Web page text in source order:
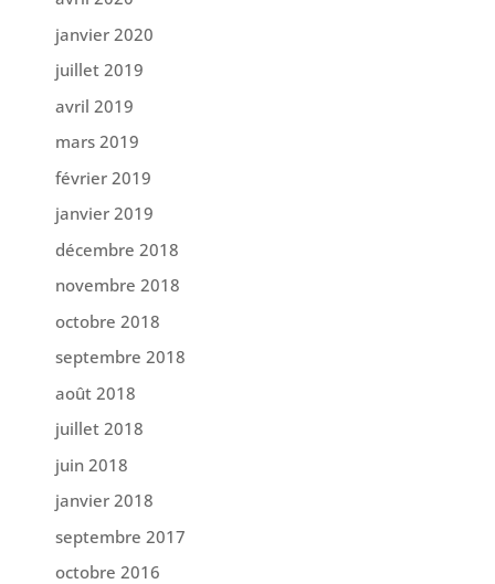
janvier 2020
juillet 2019
avril 2019
mars 2019
février 2019
janvier 2019
décembre 2018
novembre 2018
octobre 2018
septembre 2018
août 2018
juillet 2018
juin 2018
janvier 2018
septembre 2017
octobre 2016